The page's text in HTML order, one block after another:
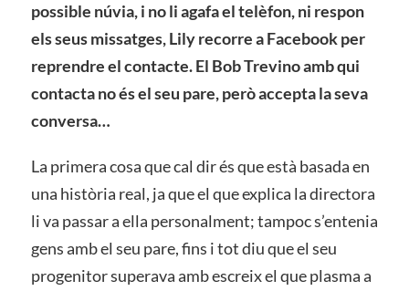
possible núvia, i no li agafa el telèfon, ni respon
els seus missatges, Lily recorre a Facebook per
reprendre el contacte. El Bob Trevino amb qui
contacta no és el seu pare, però accepta la seva
conversa…
La primera cosa que cal dir és que està basada en
una història real, ja que el que explica la directora
li va passar a ella personalment; tampoc s’entenia
gens amb el seu pare, fins i tot diu que el seu
progenitor superava amb escreix el que plasma a